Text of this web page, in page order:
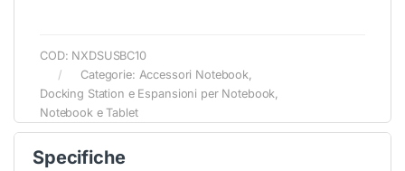
COD: NXDSUSBC10
Categorie: Accessori Notebook
Docking Station e Espansioni per Notebook
Notebook e Tablet
Specifiche